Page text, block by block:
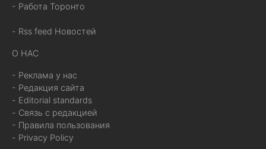
- Работа Торонто
- Rss feed Новостей
О НАС
- Реклама у нас
- Редакция сайта
- Editorial standards
- Связь с редакцией
- Правила пользования
- Privacy Policy